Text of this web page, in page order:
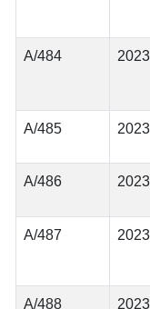
А/484
А/485
А/486
А/487
А/488